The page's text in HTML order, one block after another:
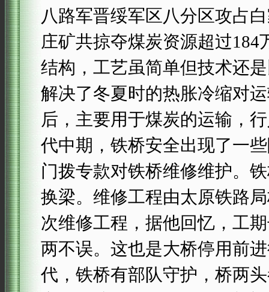
八路军晋绥军区八分区攻占
庄矿共掠夺煤炭资源超过
结构，工艺虽简单但技术还
解决了冬夏时的热胀冷缩对
后，主要用于煤炭的运输，
代中期，铁桥安全出现了一
门拨专款对铁桥维修维护。
换梁。维修工程由太原铁路
次维修工程，据他回忆，工
两不误。这也是大桥停用前
代，铁桥有部队守护，桥两